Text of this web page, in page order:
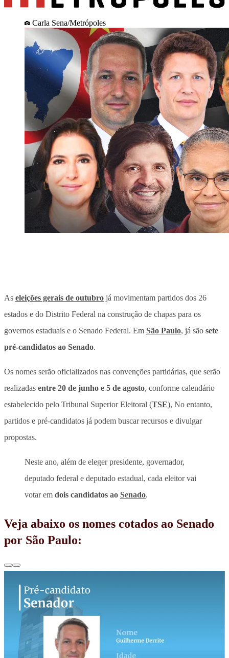
Carla Sena/Metrópoles
As eleições gerais de outubro já movimentam partidos dos 26
estados e do Distrito Federal na construção de chapas para os
governos estaduais e o Senado Federal. Em São Paulo, já são sete
pré-candidatos ao Senado.
Os nomes serão oficializados nas convenções partidárias, que serão
realizadas entre 20 de junho e 5 de agosto, conforme calendário
estabelecido pelo Tribunal Superior Eleitoral (TSE), No entanto,
partidos e pré-candidatos já podem buscar recursos e divulgar
propostas.
Neste ano, além de eleger presidente, governador,
deputado federal e deputado estadual, cada eleitor vai
votar em dois candidatos ao Senado.
Veja abaixo os nomes cotados ao Senado
por São Paulo: